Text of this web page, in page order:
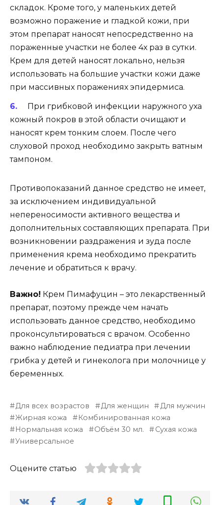
складок. Кроме того, у маленьких детей
возможно поражение и гладкой кожи, при
этом препарат наносят непосредственно на
пораженные участки не более 4х раз в сутки.
Крем для детей наносят локально, нельзя
использовать на большие участки кожи даже
при массивных поражениях эпидермиса.
При грибковой инфекции наружного уха
кожный покров в этой области очищают и
наносят крем тонким слоем. После чего
слуховой проход необходимо закрыть ватным
тампоном.
Противопоказаний данное средство не имеет,
за исключением индивидуальной
непереносимости активного вещества и
дополнительных составляющих препарата. При
возникновении раздражения и зуда после
применения крема необходимо прекратить
лечение и обратиться к врачу.
Важно! Крем Пимафуцин – это лекарственный
препарат, поэтому прежде чем начать
использовать данное средство, необходимо
проконсультироваться с врачом. Особенно
важно наблюдение педиатра при лечении
грибка у детей и гинеколога при молочнице у
беременных.
Для всех возрастов Для женщин
Для мужчин
Жирная кожа
Комбинированная кожа
Нормальная кожа
Объём 30 мл.
Сухая кожа
Универсальное
Оцените статью